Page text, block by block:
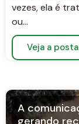
vezes, ela é
ou…
Veja a
A
gerando